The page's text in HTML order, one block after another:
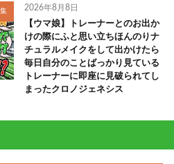
2026年8月8日
【ウマ娘】トレーナーとのお出か
けの際にふと思い立ちほんのりナ
チュラルメイクをして出かけたら
毎日自分のことばっかり見ている
トレーナーに即座に見破られてし
まったクロノジェネシス